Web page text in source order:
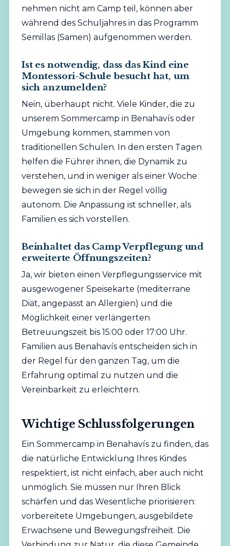
nehmen nicht am Camp teil, können aber
während des Schuljahres in das Programm
Semillas (Samen) aufgenommen werden.
Ist es notwendig, dass das Kind eine
Montessori-Schule besucht hat, um
sich anzumelden?
Nein, überhaupt nicht. Viele Kinder, die zu
unserem Sommercamp in Benahavís oder
Umgebung kommen, stammen von
traditionellen Schulen. In den ersten Tagen
helfen die Führer ihnen, die Dynamik zu
verstehen, und in weniger als einer Woche
bewegen sie sich in der Regel völlig
autonom. Die Anpassung ist schneller, als
Familien es sich vorstellen.
Beinhaltet das Camp Verpflegung und
erweiterte Öffnungszeiten?
Ja, wir bieten einen Verpflegungsservice mit
ausgewogener Speisekarte (mediterrane
Diät, angepasst an Allergien) und die
Möglichkeit einer verlängerten
Betreuungszeit bis 15:00 oder 17:00 Uhr.
Familien aus Benahavís entscheiden sich in
der Regel für den ganzen Tag, um die
Erfahrung optimal zu nutzen und die
Vereinbarkeit zu erleichtern.
Wichtige Schlussfolgerungen
Ein Sommercamp in Benahavís zu finden, das
die natürliche Entwicklung Ihres Kindes
respektiert, ist nicht einfach, aber auch nicht
unmöglich. Sie müssen nur Ihren Blick
schärfen und das Wesentliche priorisieren:
vorbereitete Umgebungen, ausgebildete
Erwachsene und Bewegungsfreiheit. Die